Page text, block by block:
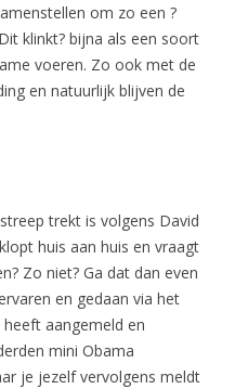
om zo een ?
klinkt? bijna als een soort
voeren. Zo ook met de
en natuurlijk blijven de
trekt is volgens David
huis aan huis en vraagt
Zo niet? Ga dat dan even
en gedaan via het
aangemeld en
mini Obama
je jezelf vervolgens meldt